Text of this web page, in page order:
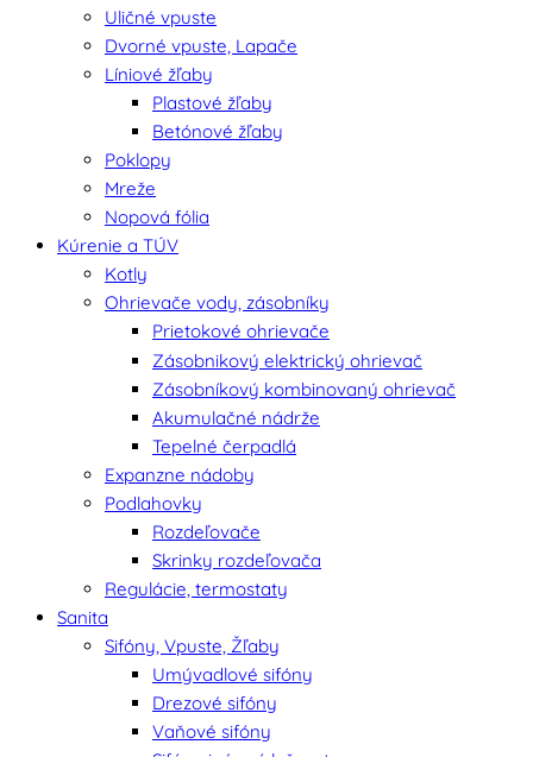
Uličné vpuste
Dvorné vpuste, Lapače
Líniové žľaby
Plastové žľaby
Betónové žľaby
Poklopy
Mreže
Nopová fólia
Kúrenie a TÚV
Kotly
Ohrievače vody, zásobníky
Prietokové ohrievače
Zásobnikový elektrický ohrievač
Zásobníkový kombinovaný ohrievač
Akumulačné nádrže
Tepelné čerpadlá
Expanzne nádoby
Podlahovky
Rozdeľovače
Skrinky rozdeľovača
Regulácie, termostaty
Sanita
Sifóny, Vpuste, Žľaby
Umývadlové sifóny
Drezové sifóny
Vaňové sifóny